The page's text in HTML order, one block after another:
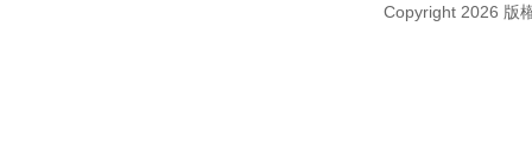
Copyright 2026 版